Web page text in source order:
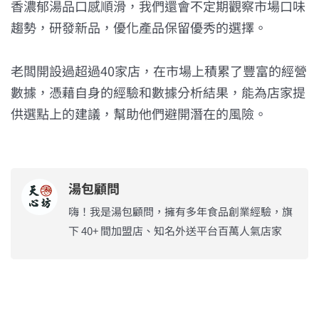
香濃郁湯品口感順滑，我們還會不定期觀察市場口味
趨勢，研發新品，優化產品保留優秀的選擇。
老闆開設過超過40家店，在市場上積累了豐富的經營
數據，憑藉自身的經驗和數據分析結果，能為店家提
供選點上的建議，幫助他們避開潛在的風險。
湯包顧問
嗨！我是湯包顧問，擁有多年食品創業經驗，旗
下 40+ 間加盟店、知名外送平台百萬人氣店家